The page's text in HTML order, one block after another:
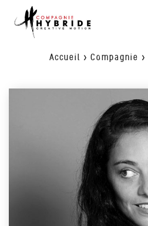
Accueil > Compagnie >